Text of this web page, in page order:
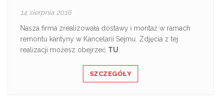
14 sierpnia 2016
Nasza firma zrealizowała dostawy i montaż w ramach
remontu kantyny w Kancelarii Sejmu. Zdjęcia z tej
realizacji możesz obejrzeć TU.
SZCZEGÓŁY